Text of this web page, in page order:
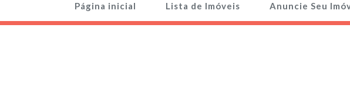
Página inicial Lista de Imóveis Anuncie Seu